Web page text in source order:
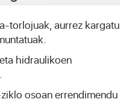
torlojuak, aurrez kargatu
hidraulikoen
osoan errendimendu